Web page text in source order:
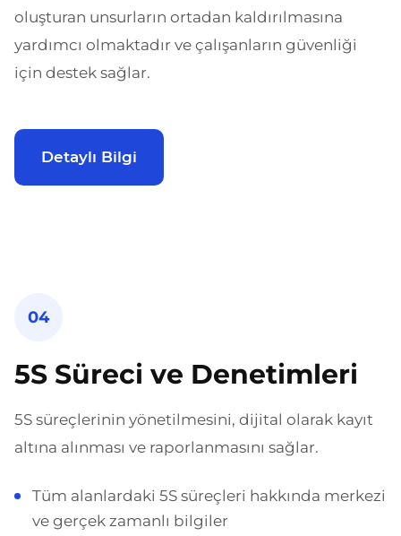
oluşturan unsurların ortadan kaldırılmasına
yardımcı olmaktadır ve çalışanların güvenliği
için destek sağlar.
Detaylı Bilgi
04
5S Süreci ve Denetimleri
5S süreçlerinin yönetilmesini, dijital olarak kayıt
altına alınması ve raporlanmasını sağlar.
Tüm alanlardaki 5S süreçleri hakkında merkezi
ve gerçek zamanlı bilgiler